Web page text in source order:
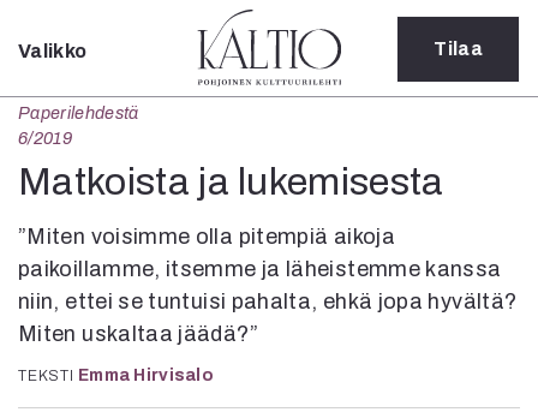
Sulje
Verkkoartikkeli
Teatteri
Tanssi
Tanssi
Sarjakuva
Sámegillii
Pääkirjoitus
Paperilehdestä
Oulu2026
Valikko Tilaa
Paperilehdestä
6/2019
Matkoista ja lukemisesta
”Miten voisimme olla pitempiä aikoja
paikoillamme, itsemme ja läheistemme kanssa
niin, ettei se tuntuisi pahalta, ehkä jopa hyvältä?
Miten uskaltaa jäädä?”
TEKSTI Emma Hirvisalo